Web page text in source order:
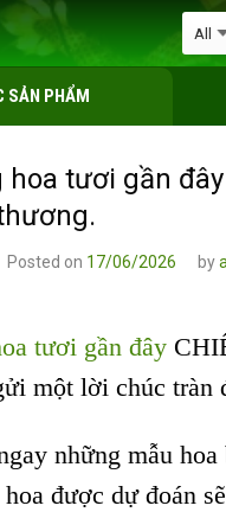
SẢN PHẨM
hoa tươi gần
Posted on 17/06/2026 by
tươi gần đây
một lời chúc tràn
những mẫu
được dự đoán